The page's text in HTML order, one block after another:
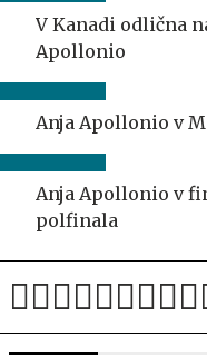
V Kanadi odlična
Apollonio
Anja Apollonio v
Anja Apollonio v
polfinala